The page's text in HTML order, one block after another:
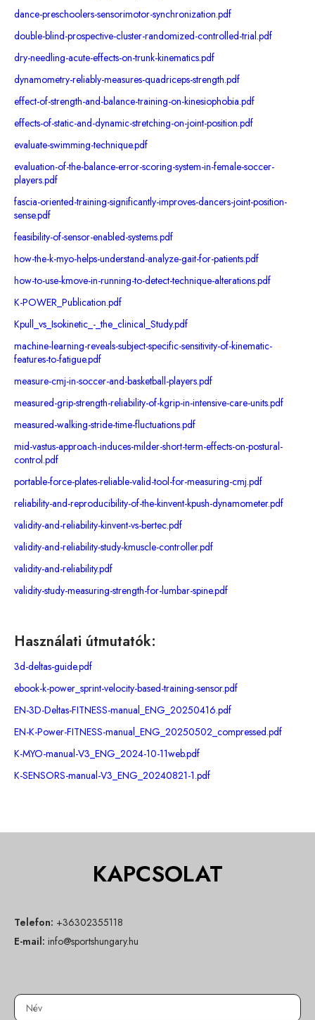
dance-preschoolers-sensorimotor-synchronization.pdf
double-blind-prospective-cluster-randomized-controlled-trial.pdf
dry-needling-acute-effects-on-trunk-kinematics.pdf
dynamometry-reliably-measures-quadriceps-strength.pdf
effect-of-strength-and-balance-training-on-kinesiophobia.pdf
effects-of-static-and-dynamic-stretching-on-joint-position.pdf
evaluate-swimming-technique.pdf
evaluation-of-the-balance-error-scoring-system-in-female-soccer-
players.pdf
fascia-oriented-training-significantly-improves-dancers-joint-position-
sense.pdf
feasibility-of-sensor-enabled-systems.pdf
how-the-k-myo-helps-understand-analyze-gait-for-patients.pdf
how-to-use-kmove-in-running-to-detect-technique-alterations.pdf
K-POWER_Publication.pdf
Kpull_vs_Isokinetic_-_the_clinical_Study.pdf
machine-learning-reveals-subject-specific-sensitivity-of-kinematic-
features-to-fatigue.pdf
measure-cmj-in-soccer-and-basketball-players.pdf
measured-grip-strength-reliability-of-kgrip-in-intensive-care-units.pdf
measured-walking-stride-time-fluctuations.pdf
mid-vastus-approach-induces-milder-short-term-effects-on-postural-
control.pdf
portable-force-plates-reliable-valid-tool-for-measuring-cmj.pdf
reliability-and-reproducibility-of-the-kinvent-kpush-dynamometer.pdf
validity-and-reliability-kinvent-vs-bertec.pdf
validity-and-reliability-study-kmuscle-controller.pdf
validity-and-reliability.pdf
validity-study-measuring-strength-for-lumbar-spine.pdf
Használati útmutatók:
3d-deltas-guide.pdf
ebook-k-power_sprint-velocity-based-training-sensor.pdf
EN-3D-Deltas-FITNESS-manual_ENG_20250416.pdf
EN-K-Power-FITNESS-manual_ENG_20250502_compressed.pdf
K-MYO-manual-V3_ENG_2024-10-11web.pdf
K-SENSORS-manual-V3_ENG_20240821-1.pdf
KAPCSOLAT
Telefon: +36302355118
E-mail: info@sportshungary.hu